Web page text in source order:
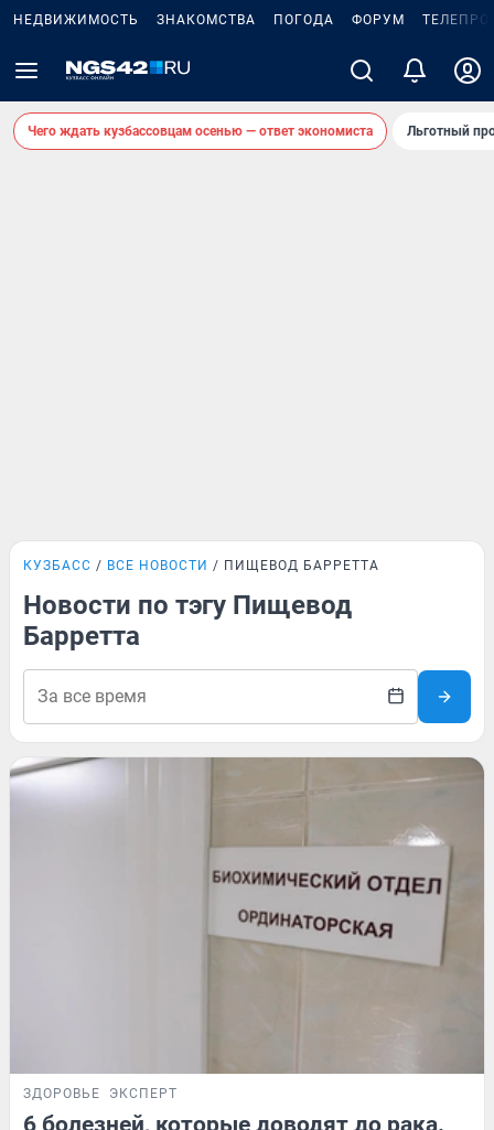
НЕДВИЖИМОСТЬ ЗНАКОМСТВА ПОГОДА ФОРУМ
Чего ждать кузбассовцам осенью — ответ экономиста Льготный
КУЗБАСС ВСЕ НОВОСТИ ПИЩЕВОД БАРРЕТТА
Новости по тэгу Пищевод
Барретта
ЗДОРОВЬЕ ЭКСПЕРТ
6 болезней, которые доводят до рака.